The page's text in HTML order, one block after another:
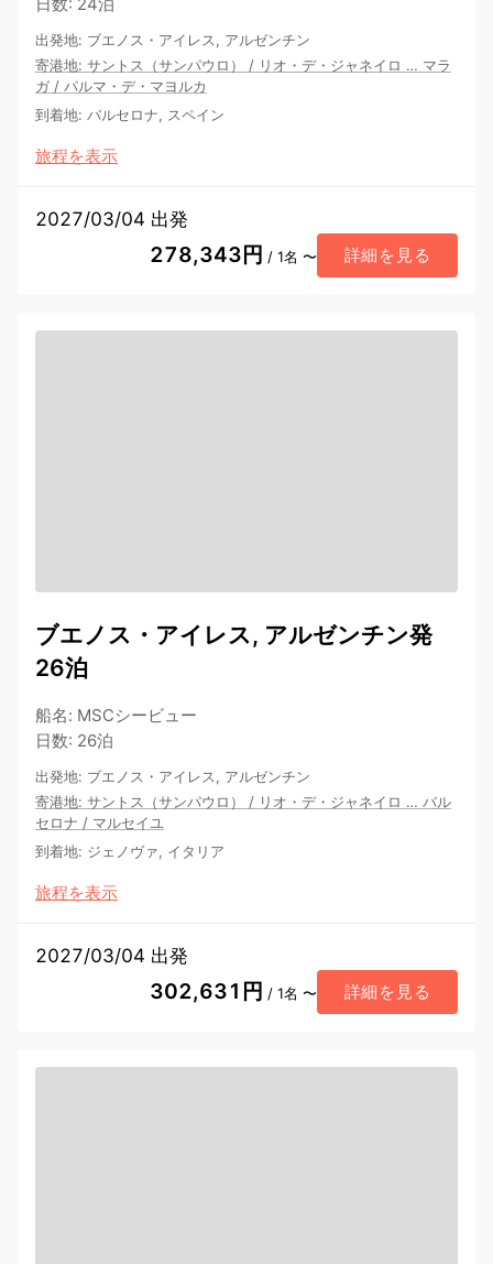
日数: 24泊
出発地: ブエノス・アイレス, アルゼンチン
寄港地: サントス（サンパウロ） / リオ・デ・ジャネイロ … マラ
ガ / パルマ・デ・マヨルカ
到着地: バルセロナ, スペイン
旅程を表示
2027/03/04 出発
278,343円 / 1名 〜 詳細を見る
ブエノス・アイレス, アルゼンチン発
26泊
船名: MSCシービュー
日数: 26泊
出発地: ブエノス・アイレス, アルゼンチン
寄港地: サントス（サンパウロ） / リオ・デ・ジャネイロ … バル
セロナ / マルセイユ
到着地: ジェノヴァ, イタリア
旅程を表示
2027/03/04 出発
302,631円 / 1名 〜 詳細を見る